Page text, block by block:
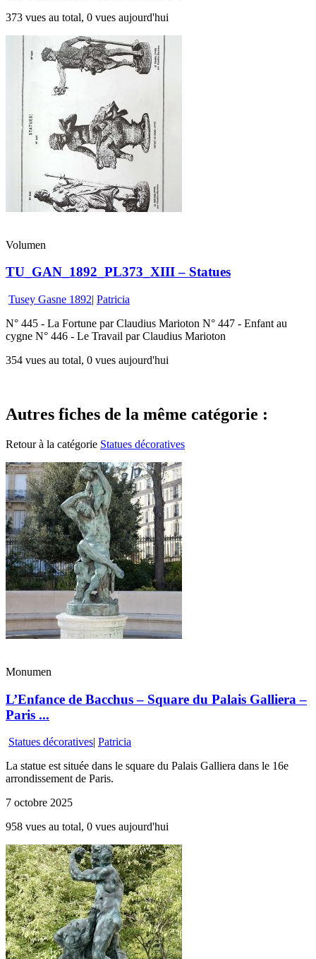
373 vues au total, 0 vues aujourd'hui
Volumen
TU_GAN_1892_PL373_XIII – Statues
Tusey Gasne 1892| Patricia
N° 445 - La Fortune par Claudius Marioton N° 447 - Enfant au
cygne N° 446 - Le Travail par Claudius Marioton
354 vues au total, 0 vues aujourd'hui
Autres fiches de la même catégorie :
Retour à la catégorie Statues décoratives
Monumen
L’Enfance de Bacchus – Square du Palais Galliera –
Paris ...
Statues décoratives| Patricia
La statue est située dans le square du Palais Galliera dans le 16e
arrondissement de Paris.
7 octobre 2025
958 vues au total, 0 vues aujourd'hui